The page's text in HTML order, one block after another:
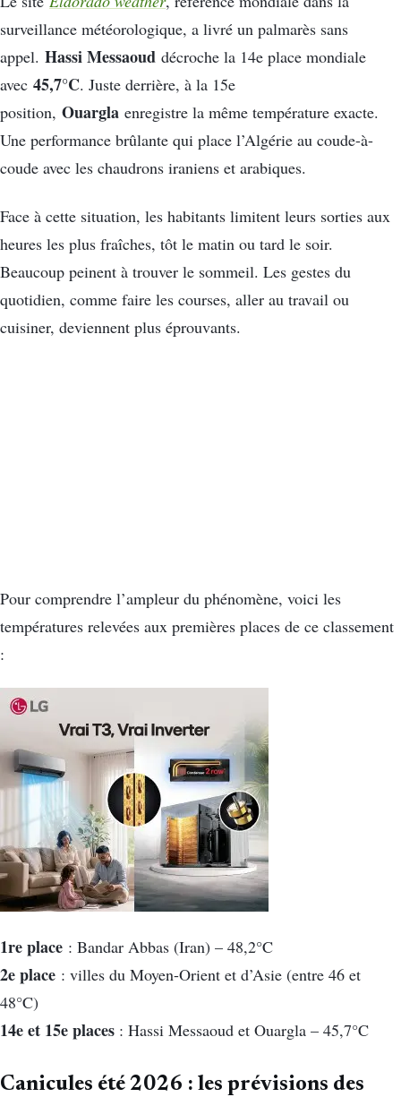
surveillance météorologique, a livré un palmarès sans
appel. Hassi Messaoud décroche la 14e place mondiale
avec 45,7°C. Juste derrière, à la 15e
position, Ouargla enregistre la même température exacte.
Une performance brûlante qui place l’Algérie au coude-à-
coude avec les chaudrons iraniens et arabiques.
Face à cette situation, les habitants limitent leurs sorties aux
heures les plus fraîches, tôt le matin ou tard le soir.
Beaucoup peinent à trouver le sommeil. Les gestes du
quotidien, comme faire les courses, aller au travail ou
cuisiner, deviennent plus éprouvants.
Pour comprendre l’ampleur du phénomène, voici les
températures relevées aux premières places de ce classement
:
1re place : Bandar Abbas (Iran) – 48,2°C
2e place : villes du Moyen-Orient et d’Asie (entre 46 et
48°C)
14e et 15e places : Hassi Messaoud et Ouargla – 45,7°C
Canicules été 2026 : les prévisions des